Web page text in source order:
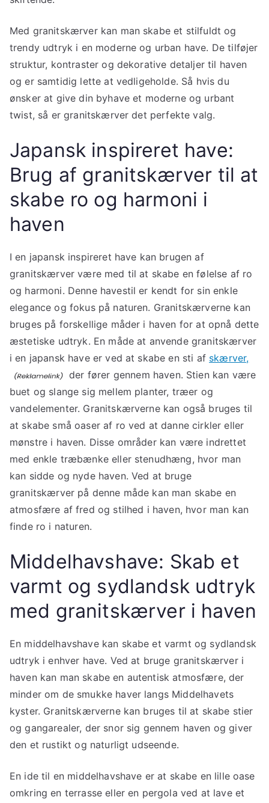
Med granitskærver kan man skabe et stilfuldt og
trendy udtryk i en moderne og urban have. De tilføjer
struktur, kontraster og dekorative detaljer til haven
og er samtidig lette at vedligeholde. Så hvis du
ønsker at give din byhave et moderne og urbant
twist, så er granitskærver det perfekte valg.
Japansk inspireret have:
Brug af granitskærver til at
skabe ro og harmoni i
haven
I en japansk inspireret have kan brugen af
granitskærver være med til at skabe en følelse af ro
og harmoni. Denne havestil er kendt for sin enkle
elegance og fokus på naturen. Granitskærverne kan
bruges på forskellige måder i haven for at opnå dette
æstetiske udtryk. En måde at anvende granitskærver
i en japansk have er ved at skabe en sti af skærver,
der fører gennem haven. Stien kan være
buet og slange sig mellem planter, træer og
vandelementer. Granitskærverne kan også bruges til
at skabe små oaser af ro ved at danne cirkler eller
mønstre i haven. Disse områder kan være indrettet
med enkle træbænke eller stenudhæng, hvor man
kan sidde og nyde haven. Ved at bruge
granitskærver på denne måde kan man skabe en
atmosfære af fred og stilhed i haven, hvor man kan
finde ro i naturen.
Middelhavshave: Skab et
varmt og sydlandsk udtryk
med granitskærver i haven
En middelhavshave kan skabe et varmt og sydlandsk
udtryk i enhver have. Ved at bruge granitskærver i
haven kan man skabe en autentisk atmosfære, der
minder om de smukke haver langs Middelhavets
kyster. Granitskærverne kan bruges til at skabe stier
og gangarealer, der snor sig gennem haven og giver
den et rustikt og naturligt udseende.
En ide til en middelhavshave er at skabe en lille oase
omkring en terrasse eller en pergola ved at lave et